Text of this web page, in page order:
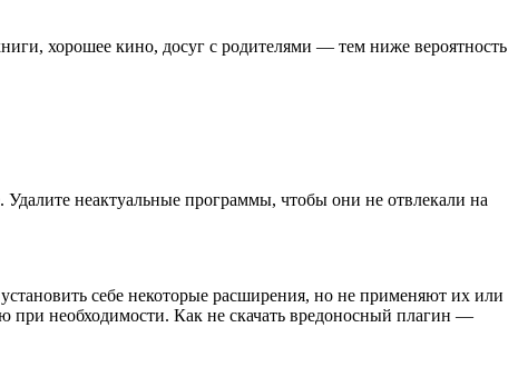
хорошее кино, досуг с родителями — тем ниже вероятность
Удалите неактуальные программы, чтобы они не отвлекали на
себе некоторые расширения, но не применяют их или
при необходимости. Как не скачать вредоносный плагин —